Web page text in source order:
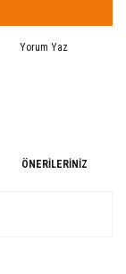
Yorum Yaz
ÖNERILERINIZ